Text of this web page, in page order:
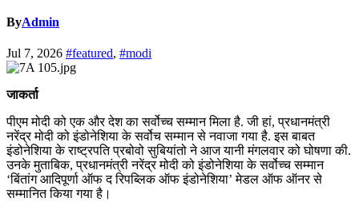
ByAdmin
Jul 7, 2026 #featured, #modi
जाकर्ता
पीएम मोदी को एक और देश का सर्वोच्च सम्मान मिला है. जी हां, प्रधानमंत्री
नरेंद्र मोदी को इंडोनेशिया के सर्वोच सम्मान से नवाजा गया है. इस बाबत
इंडोनेशिया के राष्ट्रपति प्रबोवो सुबियांतो ने आज यानी मंगलवार को घोषणा की.
उनके मुताबिक, प्रधानमंत्री नरेंद्र मोदी को इंडोनेशिया के सर्वोच्च सम्मान
‘बिंतांग आदिपूर्णा ऑफ द रिपब्लिक ऑफ इंडोनेशिया’ मेडल ऑफ ऑनर से
सम्मानित किया गया है।